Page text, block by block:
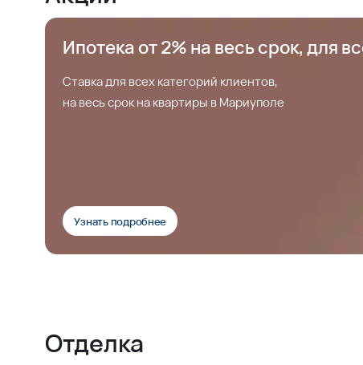
Ипотека от 2% на весь срок, для
Ставка для всех категорий клиентов,
на весь срок на квартиры в Мариуполе
Узнать подробнее
Отделка